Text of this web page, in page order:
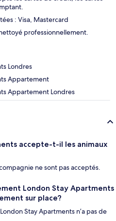
: Visa, Mastercard
professionnellement.
Londres
Appartement
Appartement Londres
accepte-t-il les animaux
ne sont pas acceptés.
London Stay Apartments
sur place?
Stay Apartments n’a pas de